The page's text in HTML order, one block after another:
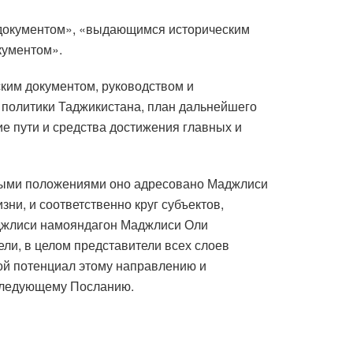
«выдающимся историческим
документом, руководством и
Таджикистана, план дальнейшего
пути и средства достижения главных и
положениями оно адресовано Маджлиси
и соответственно круг субъектов,
намояндагон Маджлиси Оли
в целом представители всех слоев
потенциал этому направлению и
Посланию.